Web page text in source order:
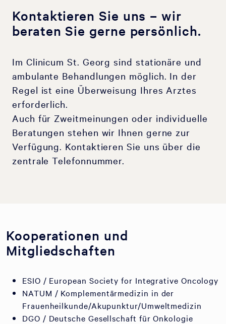
Kontaktieren Sie uns – wir
beraten Sie gerne persönlich.
Im Clinicum St. Georg sind stationäre und
ambulante Behandlungen möglich. In der
Regel ist eine Überweisung Ihres Arztes
erforderlich.
Auch für Zweitmeinungen oder individuelle
Beratungen stehen wir Ihnen gerne zur
Verfügung. Kontaktieren Sie uns über die
zentrale Telefonnummer.
Kooperationen und
Mitgliedschaften
ESIO / European Society for Integrative Oncology
NATUM / Komplementärmedizin in der
Frauenheilkunde/Akupunktur/Umweltmedizin
DGO / Deutsche Gesellschaft für Onkologie